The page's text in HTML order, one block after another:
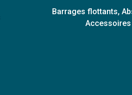
Barrages flottants,
Accessoires